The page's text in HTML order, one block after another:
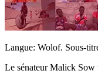
Langue: Wolof. Sous-
Le sénateur Malick Sow